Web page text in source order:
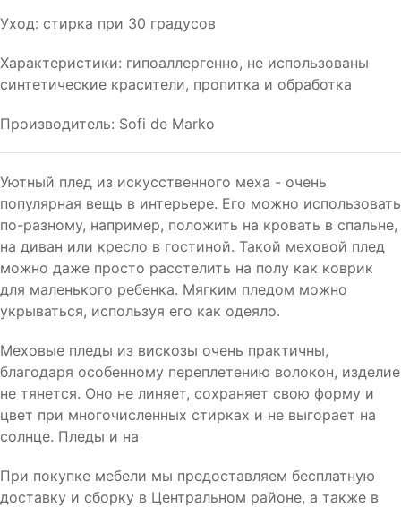
Уход: стирка при 30 градусов
Характеристики: гипоаллергенно, не использованы
синтетические красители, пропитка и обработка
Производитель: Sofi de Marko
Уютный плед из искусственного меха - очень
популярная вещь в интерьере. Его можно использовать
по-разному, например, положить на кровать в спальне,
на диван или кресло в гостиной. Такой меховой плед
можно даже просто расстелить на полу как коврик
для маленького ребенка. Мягким пледом можно
укрываться, используя его как одеяло.
Меховые пледы из вискозы очень практичны,
благодаря особенному переплетению волокон, изделие
не тянется. Оно не линяет, сохраняет свою форму и
цвет при многочисленных стирках и не выгорает на
солнце. Пледы и на
При покупке мебели мы предоставляем бесплатную
доставку и сборку в Центральном районе, а также в